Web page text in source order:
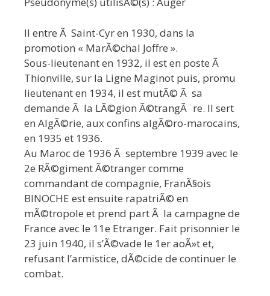
Il entre Ã Saint-Cyr en 1930, dans la
promotion « MarÃ©chal Joffre ».
Sous-lieutenant en 1932, il est en poste Ã
Thionville, sur la Ligne Maginot puis, promu
lieutenant en 1934, il est mutÃ© Ã sa
demande Ã la LÃ©gion Ã©trangÃ¨re. Il sert
en AlgÃ©rie, aux confins algÃ©ro-marocains,
en 1935 et 1936.
Au Maroc de 1936 Ã septembre 1939 avec le
2e RÃ©giment Ã©tranger comme
commandant de compagnie, FranÃ§ois
BINOCHE est ensuite rapatriÃ© en
mÃ©tropole et prend part Ã la campagne de
France avec le 11e Etranger. Fait prisonnier le
23 juin 1940, il s’Ã©vade le 1er aoÃ»t et,
refusant l’armistice, dÃ©cide de continuer le
combat.